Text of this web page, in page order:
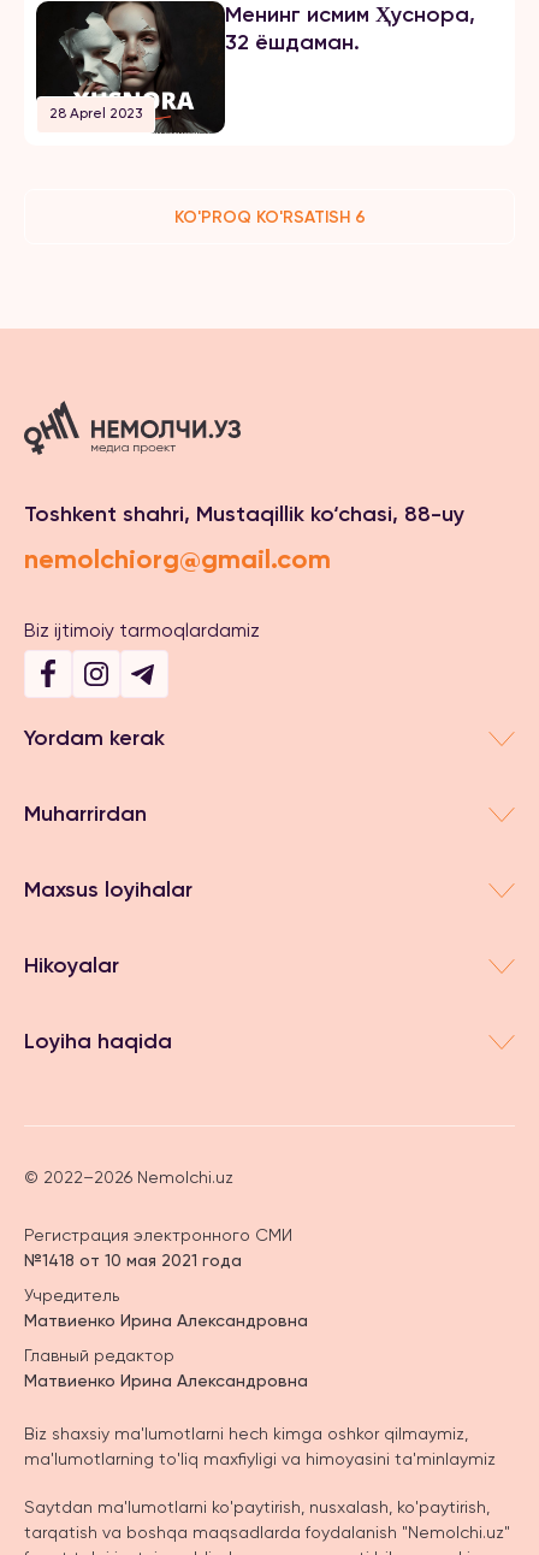
28 Aprel 2023
Менинг исмим Ҳуснора,
32 ёшдаман.
KO'PROQ KO'RSATISH 6
Toshkent shahri, Mustaqillik ko‘chasi, 88-uy
nemolchiorg@gmail.com
Biz ijtimoiy tarmoqlardamiz
Yordam kerak
Muharrirdan
Maxsus loyihalar
Hikoyalar
Loyiha haqida
© 2022–2026 Nemolchi.uz
Регистрация электронного СМИ
№1418 от 10 мая 2021 года
Учредитель
Матвиенко Ирина Александровна
Главный редактор
Матвиенко Ирина Александровна
Biz shaxsiy ma'lumotlarni hech kimga oshkor qilmaymiz,
ma'lumotlarning to'liq maxfiyligi va himoyasini ta'minlaymiz
Saytdan ma'lumotlarni ko'paytirish, nusxalash, ko'paytirish,
tarqatish va boshqa maqsadlarda foydalanish "Nemolchi.uz"